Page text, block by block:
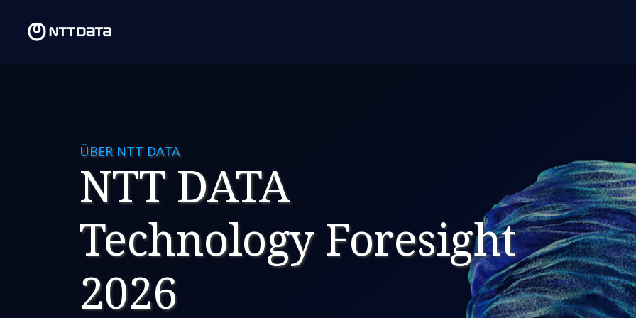
ÜBER NTT DATA
NTT DATA
Technology Foresight
2026